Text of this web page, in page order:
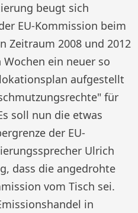
beugt sich
EU-Kommission beim
Zeitraum 2008 und 2012
ein neuer so
aufgestellt
für
soll nun die etwas
der EU-
Ulrich
dass die angedrohte
vom Tisch sei.
in